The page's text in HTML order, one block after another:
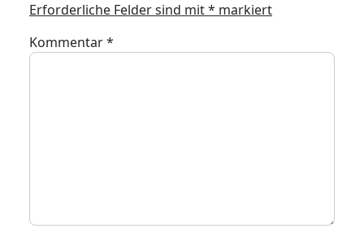
Erforderliche Felder sind mit* markiert
Kommentar*